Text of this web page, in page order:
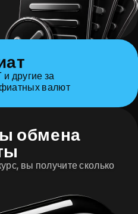
обмена
вы получите сколько
и другие за
фиатных валют